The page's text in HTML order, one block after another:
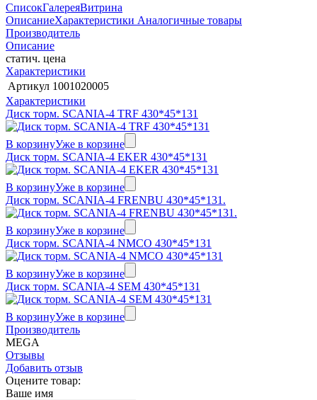
СписокГалереяВитрина
ОписаниеХарактеристики Аналогичные товары
Производитель
Описание
статич. цена
Характеристики
Артикул 1001020005
Характеристики
Диск торм. SCANIA-4 TRF 430*45*131
В корзинуУже в корзине
Диск торм. SCANIA-4 EKER 430*45*131
В корзинуУже в корзине
Диск торм. SCANIA-4 FRENBU 430*45*131.
В корзинуУже в корзине
Диск торм. SCANIA-4 NMCO 430*45*131
В корзинуУже в корзине
Диск торм. SCANIA-4 SEM 430*45*131
В корзинуУже в корзине
Производитель
MEGA
Отзывы
Добавить отзыв
Оцените товар:
Ваше имя